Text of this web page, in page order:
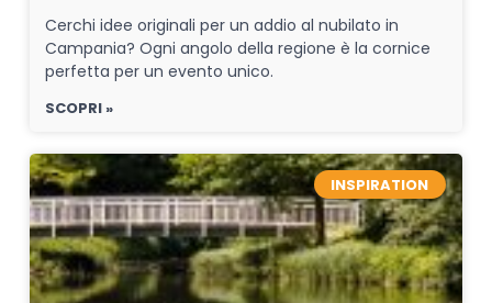
Cerchi idee originali per un addio al nubilato in
Campania? Ogni angolo della regione è la cornice
perfetta per un evento unico.
SCOPRI »
INSPIRATION